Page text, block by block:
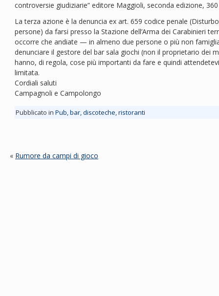
controversie giudiziarie” editore Maggioli, seconda edizione,
La terza azione è la denuncia ex art. 659 codice penale
persone) da farsi presso la Stazione dell’Arma dei Carabinieri
occorre che andiate — in almeno due persone o più non
denunciare il gestore del bar sala giochi (non il proprietario dei
hanno, di regola, cose più importanti da fare e quindi
limitata.
Cordiali saluti
Campagnoli e Campolongo
Pubblicato in Pub, bar, discoteche, ristoranti
« Rumore da campi di gioco